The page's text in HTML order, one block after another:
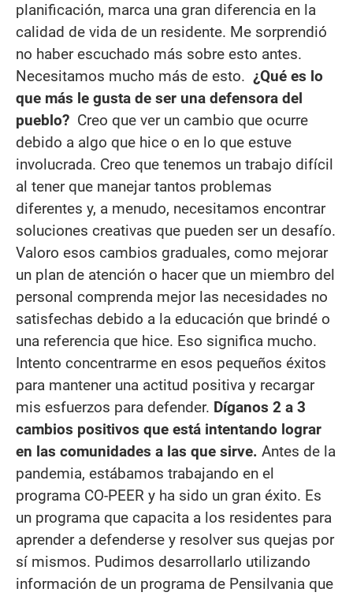
planificación, marca una gran diferencia en la
calidad de vida de un residente. Me sorprendió
no haber escuchado más sobre esto antes.
Necesitamos mucho más de esto. ¿Qué es lo
que más le gusta de ser una defensora del
pueblo? Creo que ver un cambio que ocurre
debido a algo que hice o en lo que estuve
involucrada. Creo que tenemos un trabajo difícil
al tener que manejar tantos problemas
diferentes y, a menudo, necesitamos encontrar
soluciones creativas que pueden ser un desafío.
Valoro esos cambios graduales, como mejorar
un plan de atención o hacer que un miembro del
personal comprenda mejor las necesidades no
satisfechas debido a la educación que brindé o
una referencia que hice. Eso significa mucho.
Intento concentrarme en esos pequeños éxitos
para mantener una actitud positiva y recargar
mis esfuerzos para defender. Díganos 2 a 3
cambios positivos que está intentando lograr
en las comunidades a las que sirve. Antes de la
pandemia, estábamos trabajando en el
programa CO-PEER y ha sido un gran éxito. Es
un programa que capacita a los residentes para
aprender a defenderse y resolver sus quejas por
sí mismos. Pudimos desarrollarlo utilizando
información de un programa de Pensilvania que